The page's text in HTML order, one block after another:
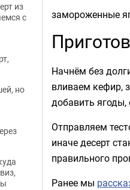
замороженные
Начнём без
вливаем кефир,
добавить
Отправляем
иначе десерт
правильного
Ранее мы
из
с
но